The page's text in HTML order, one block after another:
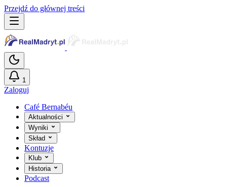
Przejdź do głównej treści
1
Zaloguj
Café Bernabéu
Aktualności
Wyniki
Skład
Kontuzje
Klub
Historia
Podcast